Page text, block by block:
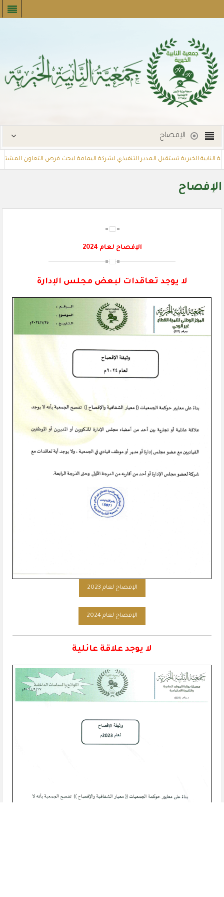
الإفصاح
الخيرية تستقبل المدير التنفيذي لشركة اليمامة لبحث فرص التعاون المشترك
الإفصاح
الإفصاح لعام 2024
لا يوجد تعاقدات لبعض مجلس الإدارة
الإفصاح لعام 2023
الإفصاح لعام 2024
لا يوجد علاقة عائلية